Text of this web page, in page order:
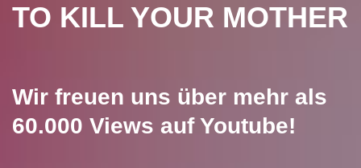
TO KILL YOUR MOTHER
Wir freuen uns über mehr als
60.000 Views auf Youtube!